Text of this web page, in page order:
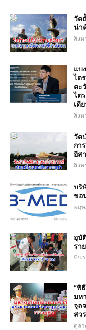
วัด
น่า
สิงห
แบ
ไต
ตะ
ไต
เดี
สิงห
วัด
กา
อีส
สิงห
บริ
ขอ
พฤษ
อุบั
ราย
มีนา
“พิ
มห
จุล
สว
ตุลา